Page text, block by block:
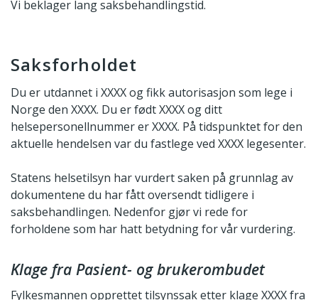
Vi beklager lang saksbehandlingstid.
Saksforholdet
Du er utdannet i XXXX og fikk autorisasjon som lege i
Norge den XXXX. Du er født XXXX og ditt
helsepersonellnummer er XXXX. På tidspunktet for den
aktuelle hendelsen var du fastlege ved XXXX legesenter.
Statens helsetilsyn har vurdert saken på grunnlag av
dokumentene du har fått oversendt tidligere i
saksbehandlingen. Nedenfor gjør vi rede for
forholdene som har hatt betydning for vår vurdering.
Klage fra Pasient- og brukerombudet
Fylkesmannen opprettet tilsynssak etter klage XXXX fra